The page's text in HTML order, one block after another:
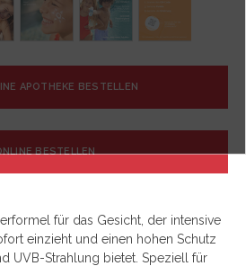
APOTHEKE BESTELLEN
BESTELLEN
für das Gesicht, der intensive
einzieht und einen hohen Schutz
UVB-Strahlung bietet. Speziell für